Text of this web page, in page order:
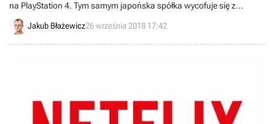
na PlayStation 4. Tym samym japońska spółka wycofuje się z
wcześniejszych deklaracji, jakoby nie miała pozwolić użytkownikom
PS4 na wspólną zabawę z posiadaczami innych konsol.
Jakub Błażewicz26 września 2018 17:42